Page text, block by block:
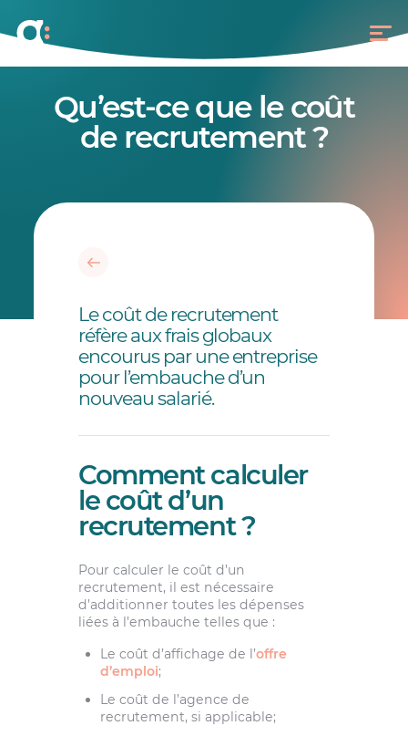
Qu’est-ce que le coût
de recrutement ?
Le coût de recrutement
réfère aux frais globaux
encourus par une entreprise
pour l’embauche d’un
nouveau salarié.
Comment calculer
le coût d’un
recrutement ?
Pour calculer le coût d’un
recrutement, il est nécessaire
d’additionner toutes les dépenses
liées à l’embauche telles que :
Le coût d’affichage de l’offre
d’emploi;
Le coût de l’agence de
recrutement, si applicable;